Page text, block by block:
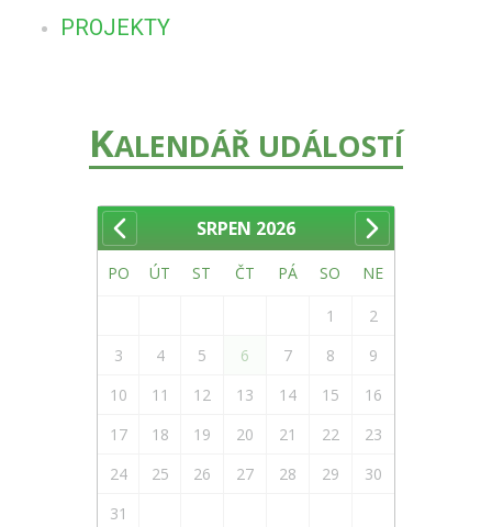
PROJEKTY
KALENDÁŘ UDÁLOSTÍ
SRPEN 2026
PO ÚT ST ČT PÁ SO NE
1
2
3
4 5 6 7 8
9
10
11 12 13 14 15
16
17
18 19 20 21 22
23
24
25 26 27 28 29
30
31